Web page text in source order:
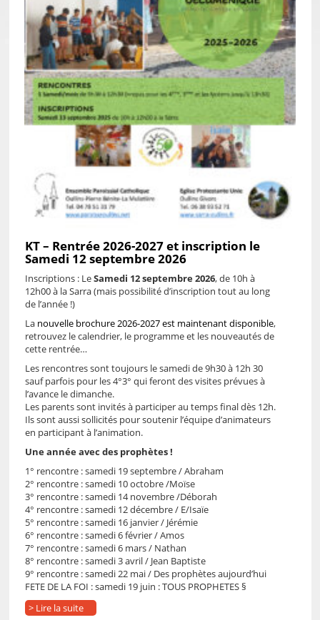
KT – Rentrée 2026-2027 et inscription le
Samedi 12 septembre 2026
Inscriptions : LeSamedi 12 septembre 2026, de 10h à
12h00 à la Sarra (mais possibilité d’inscription tout au long
de l’année !)
La nouvelle brochure 2026-2027 est maintenant disponible,
retrouvez le calendrier, le programme et les nouveautés de
cette rentrée…
Les rencontres sont toujours le samedi de 9h30 à 12h 30
sauf parfois pour les 4°3° qui feront des visites prévues à
l’avance le dimanche.
Les parents sont invités à participer au temps final dès 12h.
Ils sont aussi sollicités pour soutenir l’équipe d’animateurs
en participant à l’animation.
Une année avec des prophètes !
1° rencontre : samedi 19 septembre / Abraham
2° rencontre : samedi 10 octobre /Moïse
3° rencontre : samedi 14 novembre /Déborah
4° rencontre : samedi 12 décembre / E/Isaïe
5° rencontre : samedi 16 janvier / Jérémie
6° rencontre : samedi 6 février / Amos
7° rencontre : samedi 6 mars / Nathan
8° rencontre : samedi 3 avril / Jean Baptiste
9° rencontre : samedi 22 mai / Des prophètes aujourd’hui
FETE DE LA FOI : samedi 19 juin : TOUS PROPHETES §
> Lire la suite